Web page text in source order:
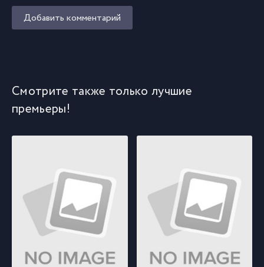
Добавить комментарий
Смотрите также только лучшие
премьеры!